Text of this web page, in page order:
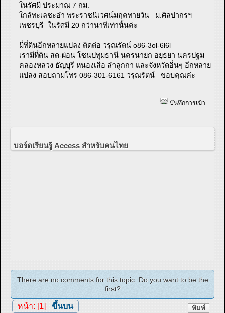
ในรัศมี ประมาณ 7 กม.
ใกล้ทะเลชะอำ พระราชนิเวศน์มฤคทายวัน ม.ศิลปากรฯ
เพชรบุรี ในรัศมี 20 กว่านาทีเท่านั้นค่ะ
มี่ที่ดินอีกหลายแปลง ติดต่อ วรุณรัตน์ o86-3ol-6l6l
เรามีที่ดิน สด-ผ่อน โซนปทุมธานี นครนายก อยุธยา นครปฐม
คลองหลวง ธัญบุรี หนองเสือ ลำลูกกา และจังหวัดอื่นๆ อีกหลาย
แปลง สอบถามโทร 086-301-6161 วรุณรัตน์ ขอบคุณค่ะ
บันทึกการเข้า
บอร์ดเรียนรู้ Access สำหรับคนไทย
There are no comments for this topic. Do you want to be the
first?
พิมพ์
หน้า: [ 1] ขึ้นบน